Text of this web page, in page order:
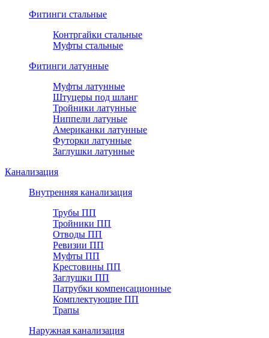
Фитинги стальные
Контргайки стальные
Муфты стальные
Фитинги латунные
Муфты латунные
Штуцеры под шланг
Тройники латунные
Ниппели латуные
Американки латунные
Футорки латунные
Заглушки латунные
Канализация
Внутренняя канализация
Трубы ПП
Тройники ПП
Отводы ПП
Ревизии ПП
Муфты ПП
Крестовины ПП
Заглушки ПП
Патрубки компенсационные
Комплектующие ПП
Трапы
Наружная канализация